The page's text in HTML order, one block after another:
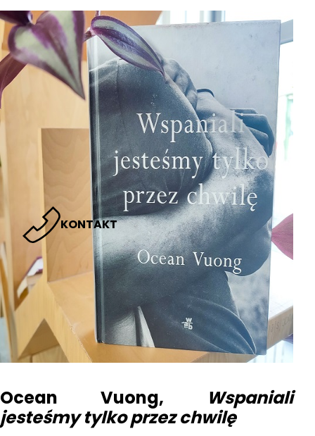
KONTAKT
Ocean Vuong,
Wspaniali
jesteśmy tylko przez chwilę